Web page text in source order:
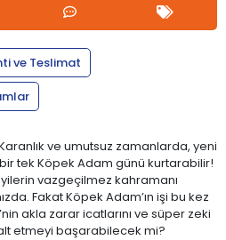
ve Teslimat
ve umutsuz zamanlarda, yeni
tek Köpek Adam günü kurtarabilir!
vazgeçilmez kahramanı
Fakat Köpek Adam’ın işi bu kez
akla zarar icatlarını ve süper zeki
alt etmeyi başarabilecek mi?